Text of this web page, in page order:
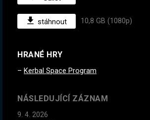
stáhnout 10,8 GB (1080p)
HRANÉ HRY
Kerbal Space Program
NÁSLEDUJÍCÍ ZÁZNAM
9. 4. 2026